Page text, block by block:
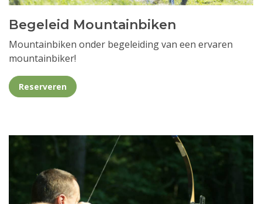
Begeleid Mountainbiken
Mountainbiken onder begeleiding van een ervaren
mountainbiker!
Reserveren